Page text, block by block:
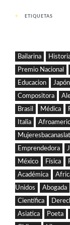
ETIQUETAS
Bailarina
Premio Nacional
Educacion
Japón
Compositora
Brasil
Médica
Italia
Emprendedora
México
Física
Académica
Unidos
Abogada
Científica
Asiatica
Poeta